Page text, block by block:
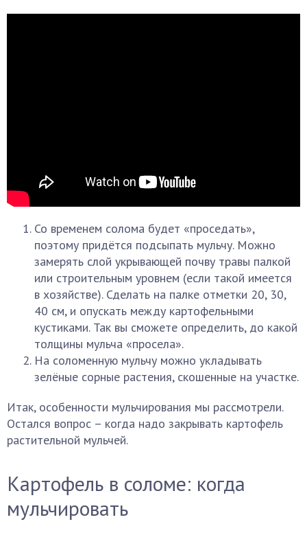
Со временем солома будет «проседать»,
поэтому придётся подсыпать мульчу. Можно
замерять слой укрывающей почву травы палкой
или строительным уровнем (если такой имеется
в хозяйстве). Сделать на палке отметки 20, 30,
40 см, и опускать между картофельными
кустиками. Так вы сможете определить, до какой
толщины мульча «просела».
На соломенную мульчу можно укладывать
зелёные сорные растения, скошенные на участке.
Итак, особенности мульчирования мы рассмотрели.
Остался вопрос – когда надо закрывать картофель
растительной мульчей.
Картофель в соломе: когда
мульчировать